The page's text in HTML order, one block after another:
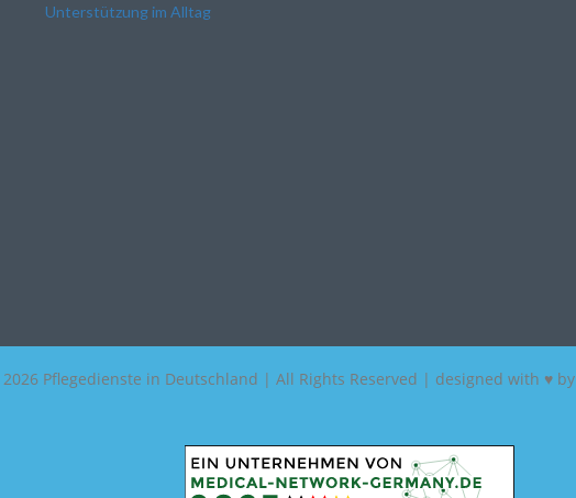
Unterstützung im Alltag
2026 Pflegedienste in Deutschland | All Rights Reserved | designed with ♥ by